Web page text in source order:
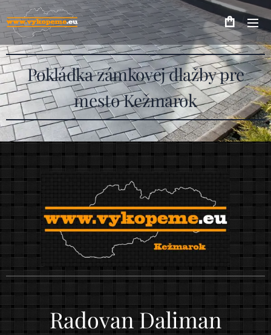
Pokládka zámkovej dlažby pre
mesto Kežmarok
Radovan Daliman